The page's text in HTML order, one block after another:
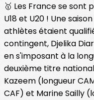
🥇 Les France se sont
U18 et U20 ! Une
athlètes étaient
contingent, Djelika
en s'imposant à la
deuxième titre
Kazeem (longueur
CAF) et Marine Sailly